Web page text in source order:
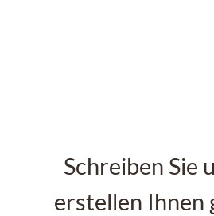
Schreiben Sie
erstellen Ihnen